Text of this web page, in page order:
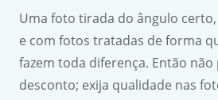
Uma foto tirada do ângulo
e com fotos tratadas de forma
fazem toda diferença. Então
desconto; exija qualidade nas